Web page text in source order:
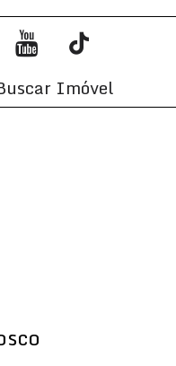
Imóvel